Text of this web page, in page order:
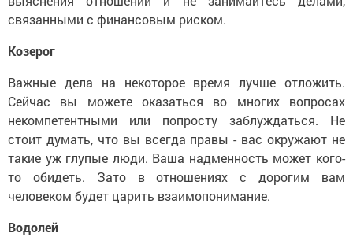
связанными с финансовым риском.
Козерог
Важные дела на некоторое время лучше отложить.
Сейчас вы можете оказаться во многих вопросах
некомпетентными или попросту заблуждаться. Не
стоит думать, что вы всегда правы - вас окружают не
такие уж глупые люди. Ваша надменность может кого-
то обидеть. Зато в отношениях с дорогим вам
человеком будет царить взаимопонимание.
Водолей